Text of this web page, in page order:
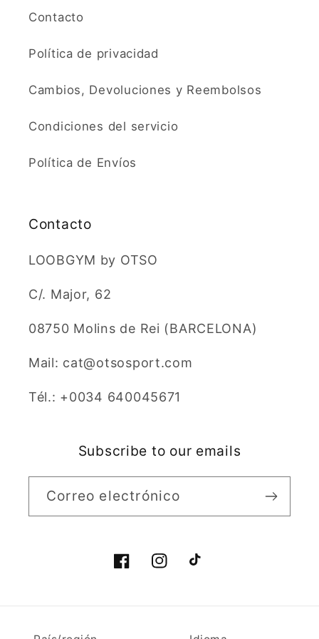
Contacto
Política de privacidad
Cambios, Devoluciones y Reembolsos
Condiciones del servicio
Política de Envíos
Contacto
LOOBGYM by OTSO
C/. Major, 62
08750 Molins de Rei (BARCELONA)
Mail: cat@otsosport.com
Tél.: +0034 640045671
Subscribe to our emails
Correo electrónico
FacebookInstagramTikTok